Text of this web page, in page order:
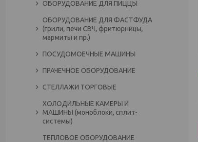
ОБОРУДОВАНИЕ ДЛЯ ПИЦЦЫ
ОБОРУДОВАНИЕ ДЛЯ ФАСТФУДА
(грили, печи СВЧ, фритюрницы,
мармиты и пр.)
ПОСУДОМОЕЧНЫЕ МАШИНЫ
ПРАЧЕЧНОЕ ОБОРУДОВАНИЕ
СТЕЛЛАЖИ ТОРГОВЫЕ
ХОЛОДИЛЬНЫЕ КАМЕРЫ И
МАШИНЫ (моноблоки, сплит-
системы)
ТЕПЛОВОЕ ОБОРУДОВАНИЕ